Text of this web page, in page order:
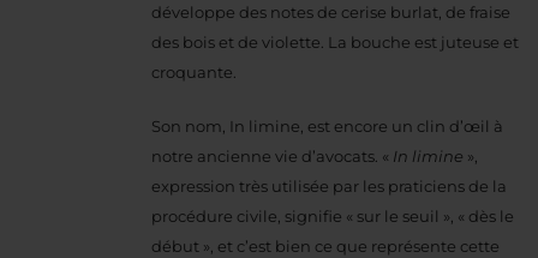
développe des notes de cerise burlat, de fraise
des bois et de violette. La bouche est juteuse et
croquante.
Son nom, In limine, est encore un clin d’œil à
notre ancienne vie d’avocats. « In limine »,
expression très utilisée par les praticiens de la
procédure civile, signifie « sur le seuil », « dès le
début », et c’est bien ce que représente cette